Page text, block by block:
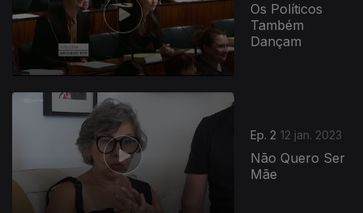
Os Políticos
Também
Dançam
Ep. 2 12 jan. 2023
Não Quero Ser
Mãe